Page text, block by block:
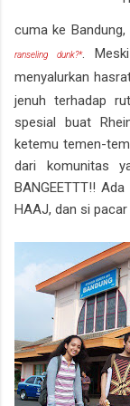
cuma ke
ranseling dunk?*.
menyalurkan
jenuh terhadap
spesial buat
ketemu temen-
dari komunitas
BANGEETTT!!
HAAJ, dan si